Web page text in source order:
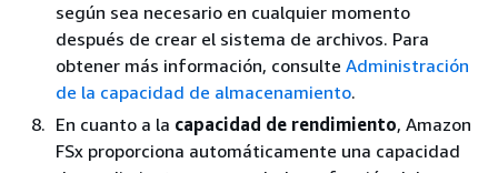
según sea necesario en cualquier momento
después de crear el sistema de archivos. Para
obtener más información, consulte Administración
de la capacidad de almacenamiento.
En cuanto a la capacidad de rendimiento, Amazon
FSx proporciona automáticamente una capacidad